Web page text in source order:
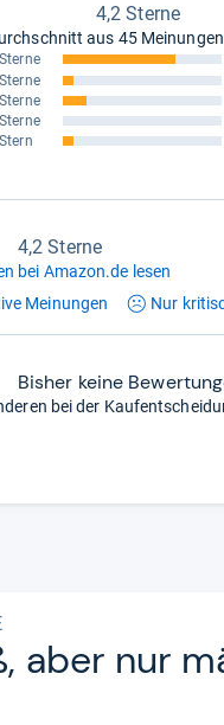
4,2 Sterne
aus 45
4,2 Sterne
bei Amazon.de lesen
Meinungen Nur
Bisher keine
bei der
aber nur